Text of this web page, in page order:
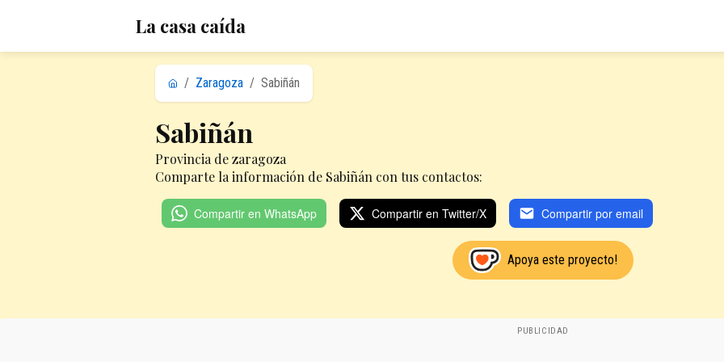
La casa caída
/ Zaragoza / Sabiñán
Sabiñán
Provincia de zaragoza
Comparte la información de Sabiñán con tus contactos:
Compartir en WhatsApp Compartir en Twitter/X Compartir por email
Apoya este proyecto!
PUBLICIDAD